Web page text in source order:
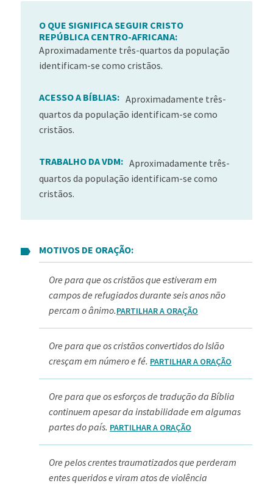
O QUE SIGNIFICA SEGUIR CRISTO
REPÚBLICA CENTRO-AFRICANA:
Aproximadamente três-quartos da população
identificam-se como cristãos.
ACESSO A BÍBLIAS: Aproximadamente três-
quartos da população identificam-se como
cristãos.
TRABALHO DA VDM: Aproximadamente três-
quartos da população identificam-se como
cristãos.
MOTIVOS DE ORAÇÃO:
Ore para que os cristãos que estiveram em
campos de refugiados durante seis anos não
percam o ânimo.PARTILHAR A ORAÇÃO
Ore para que os cristãos convertidos do Islão
cresçam em número e fé. PARTILHAR A ORAÇÃO
Ore para que os esforços de tradução da Bíblia
continuem apesar da instabilidade em algumas
partes do país. PARTILHAR A ORAÇÃO
Ore pelos crentes traumatizados que perderam
entes queridos e viram atos de violência